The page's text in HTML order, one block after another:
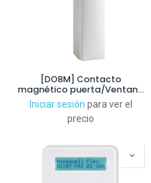
[DO8M] Contacto
magnético puerta/Ventana
vía radio. Requiere pila CR123
incluida. Grado 2
Iniciar sesión para ver el
precio